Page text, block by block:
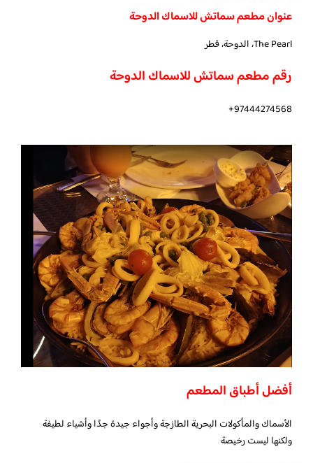
عنوان مطعم سماتش للاسماك الدوحة
The Pearl، الدوحة، قطر
رقم مطعم سماتش للاسماك الدوحة
97444274568+
أفضل أطباق المطعم
الأسماك والمأكولات البحرية الطازجة وأجواء جيدة جدًا وأشياء لطيفة
ولكنها ليست رخيصة